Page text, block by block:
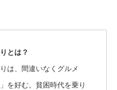
とは？
は、間違いなくグルメ
を好む。貧困時代を乗り